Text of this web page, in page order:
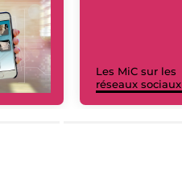
Les MiC sur les
réseaux sociaux